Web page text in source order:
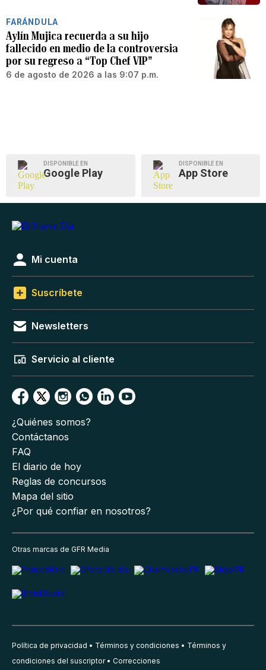
FARÁNDULA
Aylín Mujica recuerda a su hijo
fallecido en medio de la controversia
por su regreso a “Top Chef VIP”
6 de agosto de 2026 a las 9:07 p.m.
DISPONIBLE EN
Google Play
DISPONIBLE EN
App Store
Mi cuenta
Suscríbete
Newsletters
Servicio al cliente
¿Quiénes somos?
Contáctanos
FAQ
El diario de hoy
Reglas de concursos
Mapa del sitio
¿Por qué confiar en nosotros?
Otras marcas de GFR Media
Política de privacidad Términos y condiciones
Términos y
condiciones del suscriptor
Correcciones